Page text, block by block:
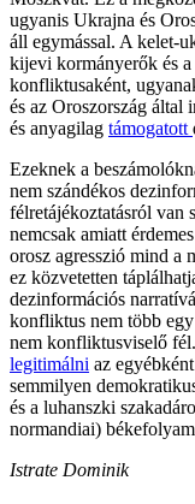
ugyanis Ukrajna és
áll egymással. A kelet-
kijevi kormányerők és
konfliktusaként,
és az Oroszország
és anyagilag támogatott
Ezeknek a
nem szándékos
félretájékoztatásról van
nemcsak amiatt
orosz agresszió mind a
ez közvetetten
dezinformációs
konfliktus nem több
nem konfliktusviselő
legitimálni az
semmilyen
és a luhanszki
normandiai)
Istrate Dominik